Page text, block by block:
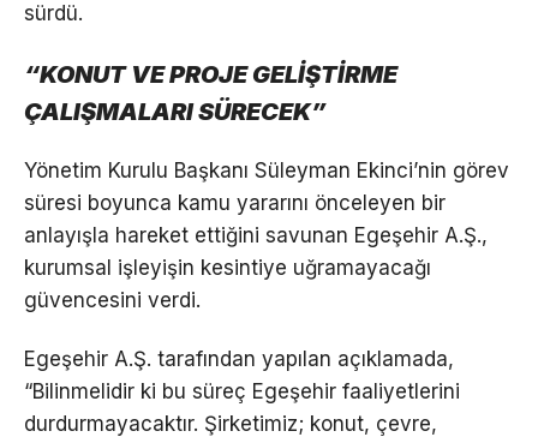
sürdü.
“KONUT VE PROJE GELİŞTİRME
ÇALIŞMALARI SÜRECEK”
Yönetim Kurulu Başkanı Süleyman Ekinci’nin görev
süresi boyunca kamu yararını önceleyen bir
anlayışla hareket ettiğini savunan Egeşehir A.Ş.,
kurumsal işleyişin kesintiye uğramayacağı
güvencesini verdi.
Egeşehir A.Ş. tarafından yapılan açıklamada,
“Bilinmelidir ki bu süreç Egeşehir faaliyetlerini
durdurmayacaktır. Şirketimiz; konut, çevre,